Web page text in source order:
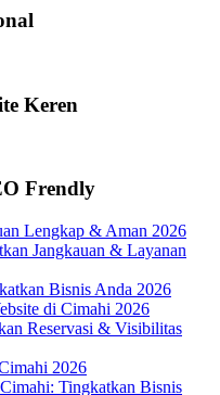
Keren
Frendly
Lengkap & Aman 2026
Jangkauan & Layanan
Bisnis Anda 2026
di Cimahi 2026
Reservasi & Visibilitas
2026
Tingkatkan Bisnis